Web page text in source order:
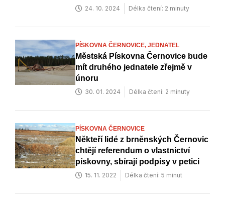
24. 10. 2024 Délka čtení: 2 minuty
PÍSKOVNA ČERNOVICE, JEDNATEL
Městská Pískovna Černovice bude
mít druhého jednatele zřejmě v
únoru
30. 01. 2024 Délka čtení: 2 minuty
PÍSKOVNA ČERNOVICE
Někteří lidé z brněnských Černovic
chtějí referendum o vlastnictví
pískovny, sbírají podpisy v petici
15. 11. 2022 Délka čtení: 5 minut